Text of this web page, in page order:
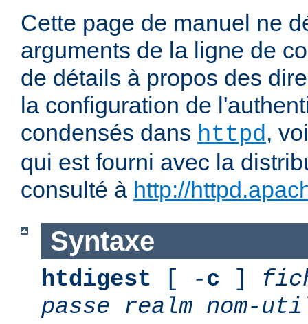
Cette page de manuel ne
arguments de la ligne de
de détails à propos des
la configuration de
condensés dans httpd,
qui est fourni avec la
consulté à http://
Syntaxe
htdigest [ -c ]
passe
realm nom-